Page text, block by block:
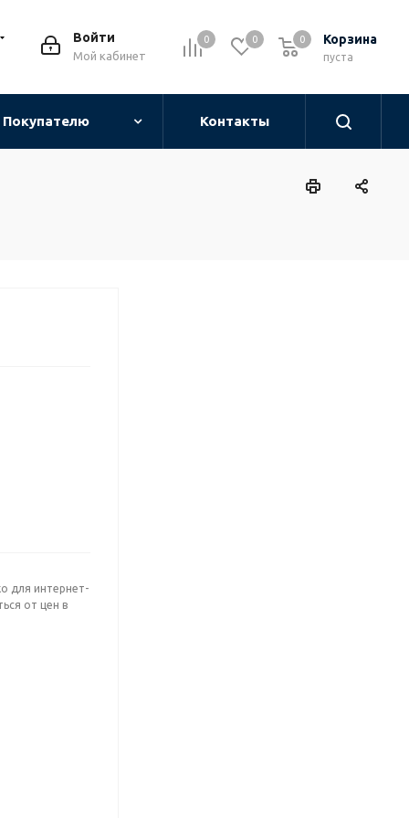
0 0 Корзина
0
пуста
0
Войти
Мой кабинет
Покупателю Контакты
для интернет-
от цен в